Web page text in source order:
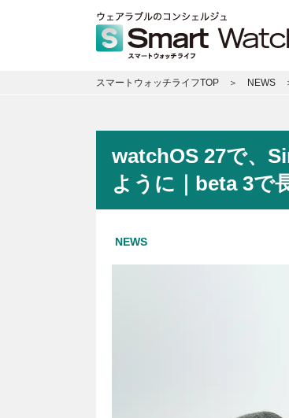
スマートウォッチライフTOP NEWS
watchOS 27で、
ように｜beta 3で
NEWS